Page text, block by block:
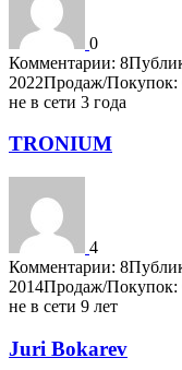
0
Комментарии: 8
2022Продаж/Покупок:
не в сети 3 года
TRONIUM
4
Комментарии: 8
2014Продаж/Покупок:
не в сети 9 лет
Juri Bokarev